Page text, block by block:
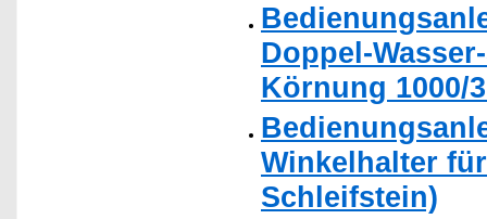
Doppel-
Körnung 1000/
Winkelhalter
Schleifstein)